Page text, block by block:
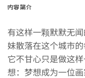
内容简介
有这样一颗默默无
妹散落在这个城市
它不甘心只是做这
想：梦想成为一位